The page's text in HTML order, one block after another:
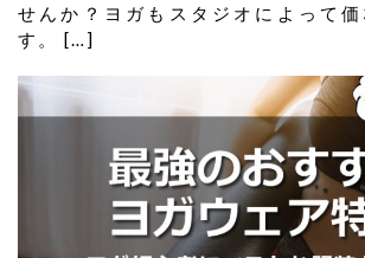
せんか？ヨガもスタジオによって
す。 […]